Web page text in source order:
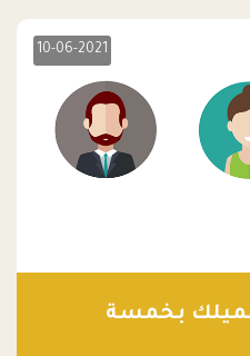
10-06-2021
بخمسة